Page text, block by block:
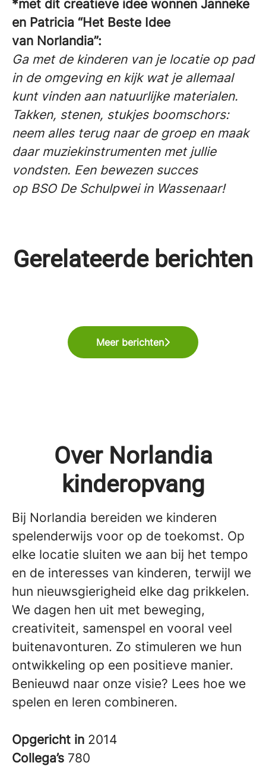
*met dít creatieve idee wonnen Janneke
en Patricia “Het Beste Idee
van Norlandia”:
Ga met de kinderen van je locatie op pad
in de omgeving en kijk wat je allemaal
kunt vinden aan natuurlijke materialen.
Takken, stenen, stukjes boomschors:
neem alles terug naar de groep en maak
daar muziekinstrumenten met jullie
vondsten. Een bewezen succes
op BSO De Schulpwei in Wassenaar!
Gerelateerde berichten
Kinderparticipatie bij BSO De
Toverberg – een dag op de
Norlandia kinderopvang viert
Alles wat je wil weten over de
nieuwe cao Kinderopvang
Meer berichten
Over Norlandia
kinderopvang
Bij Norlandia bereiden we kinderen
spelenderwijs voor op de toekomst. Op
elke locatie sluiten we aan bij het tempo
en de interesses van kinderen, terwijl we
hun nieuwsgierigheid elke dag prikkelen.
We dagen hen uit met beweging,
creativiteit, samenspel en vooral veel
buitenavonturen. Zo stimuleren we hun
ontwikkeling op een positieve manier.
Benieuwd naar onze visie? Lees hoe we
spelen en leren combineren.
Opgericht in 2014
Collega’s 780